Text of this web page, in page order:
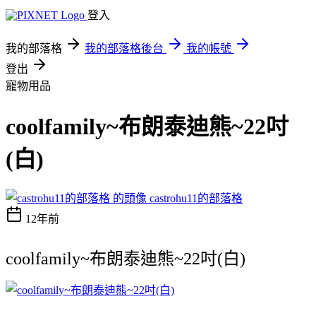
登入
我的部落格 我的部落格後台
我的帳號
登出
寵物用品
coolfamily~布朗泰迪熊~22吋
(白)
castrohu11的部落格
12年前
coolfamily~布朗泰迪熊~22吋(白)